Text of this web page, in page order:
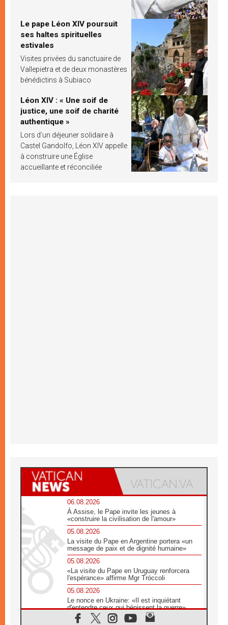
Le pape Léon XIV poursuit
ses haltes spirituelles
estivales
Visites privées du sanctuaire de
Vallepietra et de deux monastères
bénédictins à Subiaco
Léon XIV : « Une soif de
justice, une soif de charité
authentique »
Lors d’un déjeuner solidaire à
Castel Gandolfo, Léon XIV appelle
à construire une Église
accueillante et réconciliée
06.08.2026
À Assise, le Pape invite les jeunes à
«construire la civilisation de l'amour»
05.08.2026
La visite du Pape en Argentine portera «un
message de paix et de dignité humaine»
05.08.2026
«La visite du Pape en Uruguay renforcera
l'espérance» affirme Mgr Tróccoli
05.08.2026
Le nonce en Ukraine: «Il est inquiétant
d'entendre ceux qui bénissent la guerre»
05.08.2026